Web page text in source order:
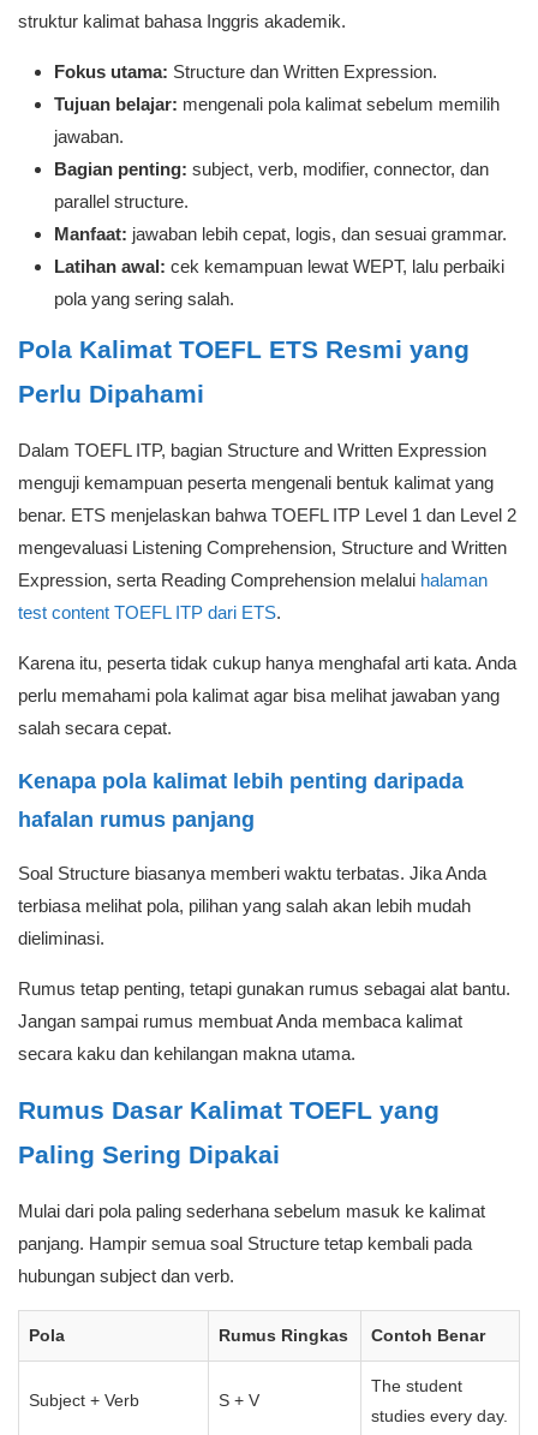
struktur kalimat bahasa Inggris akademik.
Fokus utama: Structure dan Written Expression.
Tujuan belajar: mengenali pola kalimat sebelum memilih
jawaban.
Bagian penting: subject, verb, modifier, connector, dan
parallel structure.
Manfaat: jawaban lebih cepat, logis, dan sesuai grammar.
Latihan awal: cek kemampuan lewat WEPT, lalu perbaiki
pola yang sering salah.
Pola Kalimat TOEFL ETS Resmi yang
Perlu Dipahami
Dalam TOEFL ITP, bagian Structure and Written Expression
menguji kemampuan peserta mengenali bentuk kalimat yang
benar. ETS menjelaskan bahwa TOEFL ITP Level 1 dan Level 2
mengevaluasi Listening Comprehension, Structure and Written
Expression, serta Reading Comprehension melalui halaman
test content TOEFL ITP dari ETS.
Karena itu, peserta tidak cukup hanya menghafal arti kata. Anda
perlu memahami pola kalimat agar bisa melihat jawaban yang
salah secara cepat.
Kenapa pola kalimat lebih penting daripada
hafalan rumus panjang
Soal Structure biasanya memberi waktu terbatas. Jika Anda
terbiasa melihat pola, pilihan yang salah akan lebih mudah
dieliminasi.
Rumus tetap penting, tetapi gunakan rumus sebagai alat bantu.
Jangan sampai rumus membuat Anda membaca kalimat
secara kaku dan kehilangan makna utama.
Rumus Dasar Kalimat TOEFL yang
Paling Sering Dipakai
Mulai dari pola paling sederhana sebelum masuk ke kalimat
panjang. Hampir semua soal Structure tetap kembali pada
hubungan subject dan verb.
Pola Rumus Ringkas Contoh Benar
Subject + Verb S + V
The student
studies every day.